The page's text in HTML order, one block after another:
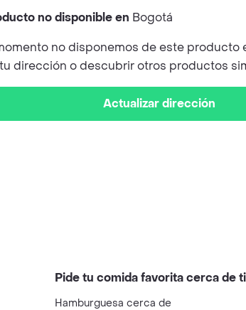
no disponible en Bogotá
no disponemos de este producto
dirección o descubrir otros productos
Actualizar dirección
Pide tu comida favorita cerca de ti
Hamburguesa cerca de